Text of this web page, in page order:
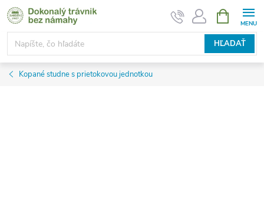
Prejsť
na
obsah
HĽADAŤ
KOŠÍK
Kopané studne s prietokovou jednotkou